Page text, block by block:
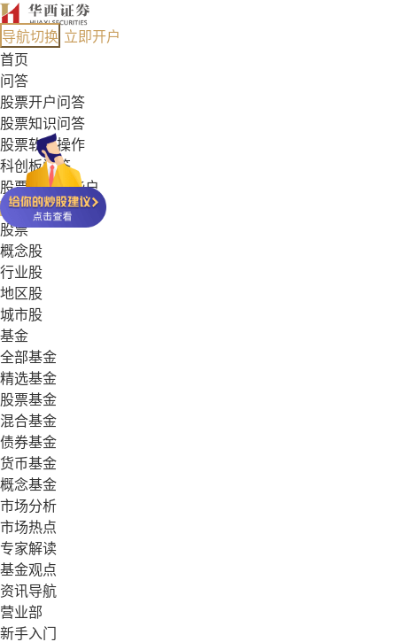
导航切换 立即开户
首页
问答
股票开户问答
股票知识问答
股票软件操作
科创板问答
股票能开哪些户
基金常见问答
股票
概念股
行业股
地区股
城市股
基金
全部基金
精选基金
股票基金
混合基金
债券基金
货币基金
概念基金
市场分析
市场热点
专家解读
基金观点
资讯导航
营业部
新手入门